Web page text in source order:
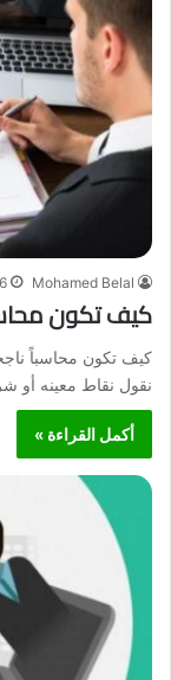
Mohamed Belal 6 يوليو 2021
كيف تكون
كيف تكون محاسباً
نقول نقاط معينه
أكمل القراءة »